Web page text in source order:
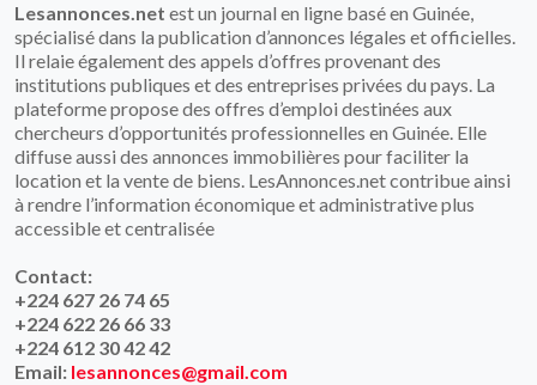
Lesannonces.net est un journal en ligne basé en Guinée,
spécialisé dans la publication d’annonces légales et officielles.
Il relaie également des appels d’offres provenant des
institutions publiques et des entreprises privées du pays. La
plateforme propose des offres d’emploi destinées aux
chercheurs d’opportunités professionnelles en Guinée. Elle
diffuse aussi des annonces immobilières pour faciliter la
location et la vente de biens. LesAnnonces.net contribue ainsi
à rendre l’information économique et administrative plus
accessible et centralisée
Contact:
+224 627 26 74 65
+224 622 26 66 33
+224 612 30 42 42
Email: lesannonces@gmail.com